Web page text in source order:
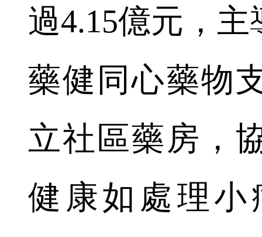
過4.15億元，
藥健同心藥物
立社區藥房，
健康如處理小